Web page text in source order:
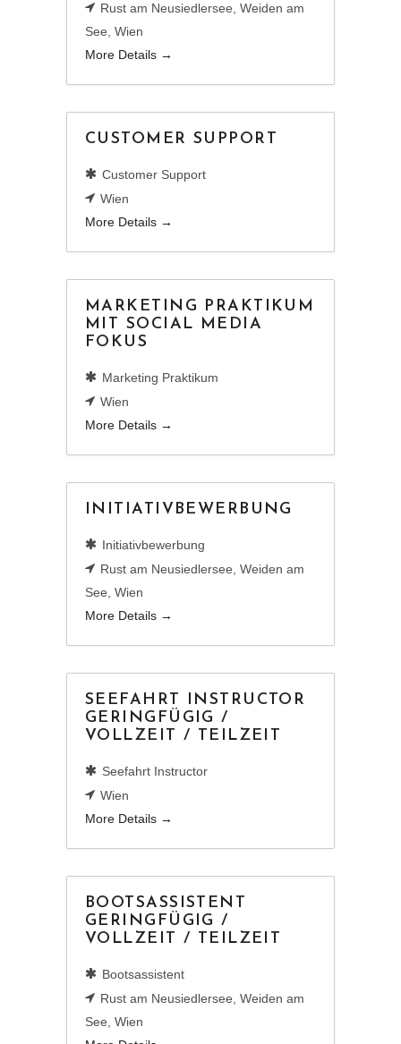
Rust am Neusiedlersee Weiden am
See Wien
More Details
CUSTOMER SUPPORT
Customer Support
Wien
More Details
MARKETING PRAKTIKUM
MIT SOCIAL MEDIA
FOKUS
Marketing Praktikum
Wien
More Details
INITIATIVBEWERBUNG
Initiativbewerbung
Rust am Neusiedlersee Weiden am
See Wien
More Details
SEEFAHRT INSTRUCTOR
GERINGFÜGIG /
VOLLZEIT / TEILZEIT
Seefahrt Instructor
Wien
More Details
BOOTSASSISTENT
GERINGFÜGIG /
VOLLZEIT / TEILZEIT
Bootsassistent
Rust am Neusiedlersee Weiden am
See Wien